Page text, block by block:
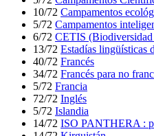
10/72 Campamentos
5/72 Campamentos
6/72 CETIS (Biodiversidad
13/72 Estadías lingüísticas
40/72 Francés
34/72 Francés para no
5/72 Francia
72/72 Inglés
5/72 Islandia
14/72 ISO PANTHERA :